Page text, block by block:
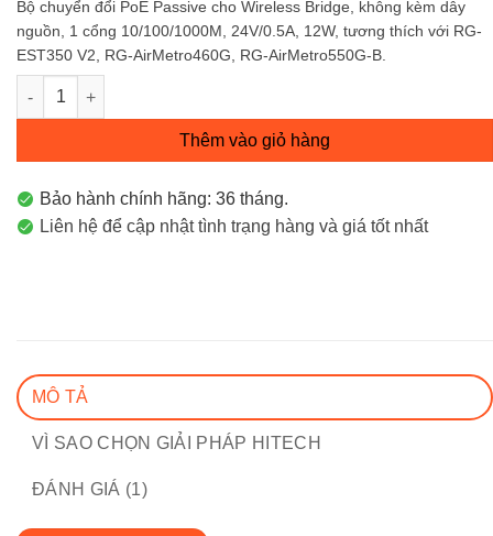
là:
220.000 ₫.
tại
là:
Bộ chuyển đổi PoE Passive cho Wireless Bridge, không kèm dây
nguồn, 1 cổng 10/100/1000M, 24V/0.5A, 12W, tương thích với RG-
EST350 V2, RG-AirMetro460G, RG-AirMetro550G-B.
Bộ chuyển đổi PoE Adapter RUIJIE RP023-2400500ZG, Công
Thêm vào giỏ hàng
Bảo hành chính hãng: 36 tháng.
Liên hệ để cập nhật tình trạng hàng và giá tốt nhất
MÔ TẢ
VÌ SAO CHỌN GIẢI PHÁP HITECH
ĐÁNH GIÁ (1)